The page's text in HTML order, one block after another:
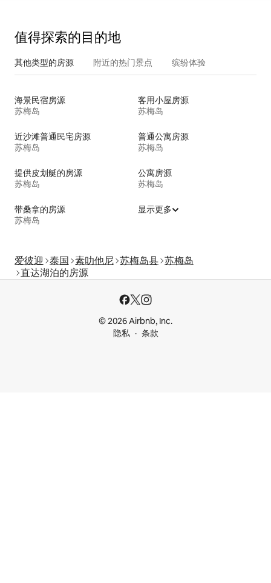
值得探索的目的地
其他类型的房源 附近的热门景点 缤纷体验
海景民宿房源
苏梅岛
客用小屋房源
苏梅岛
近沙滩普通民宅房源
苏梅岛
普通公寓房源
苏梅岛
提供皮划艇的房源
苏梅岛
公寓房源
苏梅岛
带桑拿的房源
苏梅岛
显示更多
爱彼迎 泰国 素叻他尼 苏梅岛县 苏梅岛
直达湖泊的房源
© 2026 Airbnb, Inc.
隐私
条款